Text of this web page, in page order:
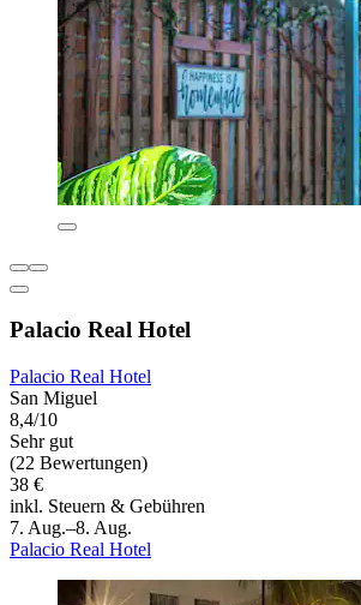
Palacio Real Hotel
Palacio Real Hotel
San Miguel
8,4/10
Sehr gut
(22 Bewertungen)
38 €
inkl. Steuern & Gebühren
7. Aug.–8. Aug.
Palacio Real Hotel